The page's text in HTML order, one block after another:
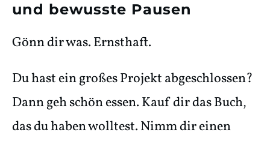
und bewusste Pausen
Gönn dir was. Ernsthaft.
Du hast ein großes Projekt abgeschlossen?
Dann geh schön essen. Kauf dir das Buch,
das du haben wolltest. Nimm dir einen